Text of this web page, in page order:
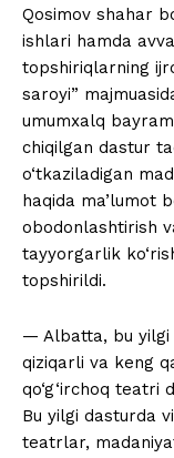
Qosimov shahar
ishlari hamda
topshiriqlarning
saroyi”
umumxalq
chiqilgan dastur
o‘tkaziladigan
haqida ma’lumot
obodonlashtirish
tayyorgarlik
topshirildi.
— Albatta, bu yilgi
qiziqarli va keng
qo‘g‘irchoq
Bu yilgi dasturda
teatrlar,